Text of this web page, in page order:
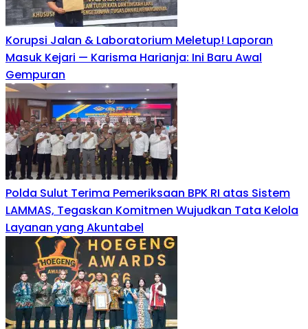
Korupsi Jalan & Laboratorium Meletup! Laporan
Masuk Kejari — Karisma Harianja: Ini Baru Awal
Gempuran
Polda Sulut Terima Pemeriksaan BPK RI atas Sistem
LAMMAS, Tegaskan Komitmen Wujudkan Tata Kelola
Layanan yang Akuntabel